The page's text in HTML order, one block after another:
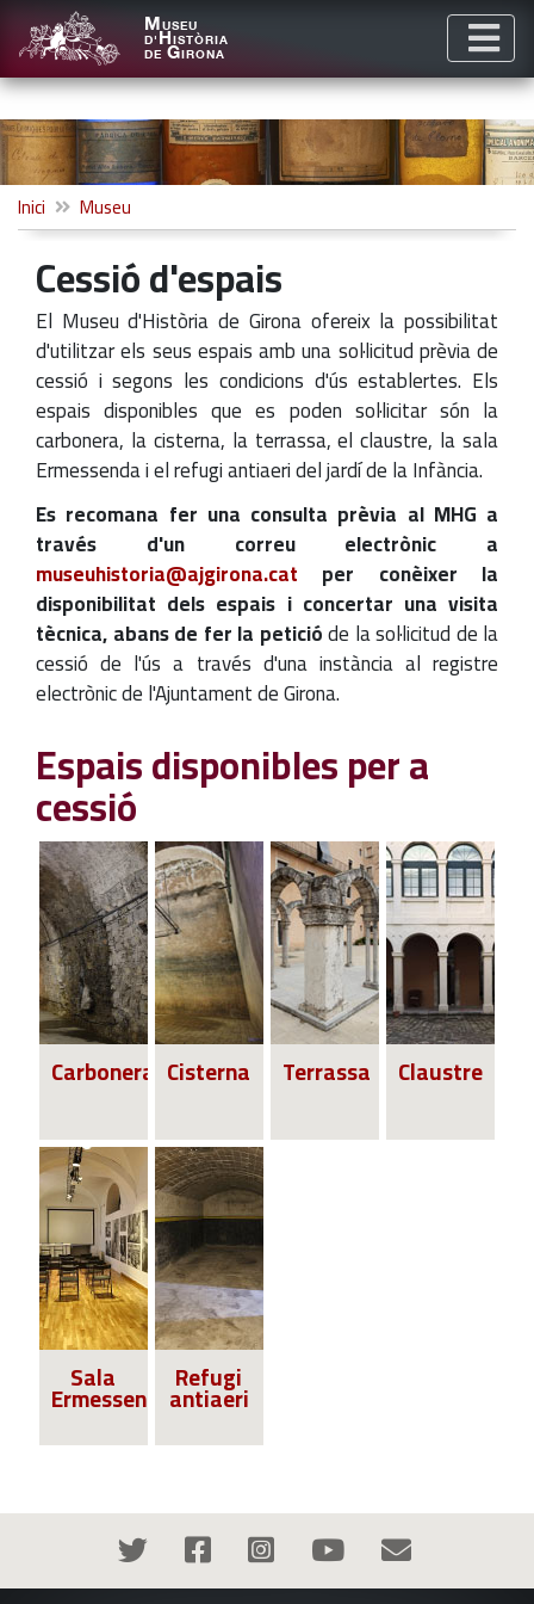
MUSEU
D'HISTÒRIA
DE GIRONA
Inici Museu
Cessió d'espais
El Museu d'Història de Girona ofereix la possibilitat
d'utilitzar els seus espais amb una sol·licitud prèvia de
cessió i segons les condicions d'ús establertes. Els
espais disponibles que es poden sol·licitar són la
carbonera, la cisterna, la terrassa, el claustre, la sala
Ermessenda i el refugi antiaeri del jardí de la Infància.
Es recomana fer una consulta prèvia al MHG a
través d'un correu electrònic a
museuhistoria@ajgirona.cat per conèixer la
disponibilitat dels espais i concertar una visita
tècnica, abans de fer la peticióde la sol·licitud de la
cessió de l'ús a través d'una instància al registre
electrònic de l'Ajuntament de Girona.
Espais disponibles per a
cessió
Carbonera Cisterna Terrassa Claustre
Sala
Ermessenda
Refugi
antiaeri